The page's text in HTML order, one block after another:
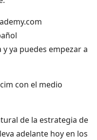
ya puedes empezar a
con el medio
de la estrategia de
adelante hoy en los